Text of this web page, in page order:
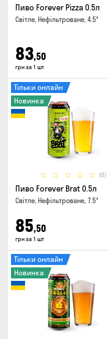
Пиво Forever Pizza 0.5л
Світле, Нефільтроване, 4.5°
83,50
грн за 1 шт
(0)
Тільки онлайн
Новинка
Пиво Forever Brat 0.5л
Світле, Нефільтроване, 7.5°
85,50
грн за 1 шт
Тільки онлайн
Новинка